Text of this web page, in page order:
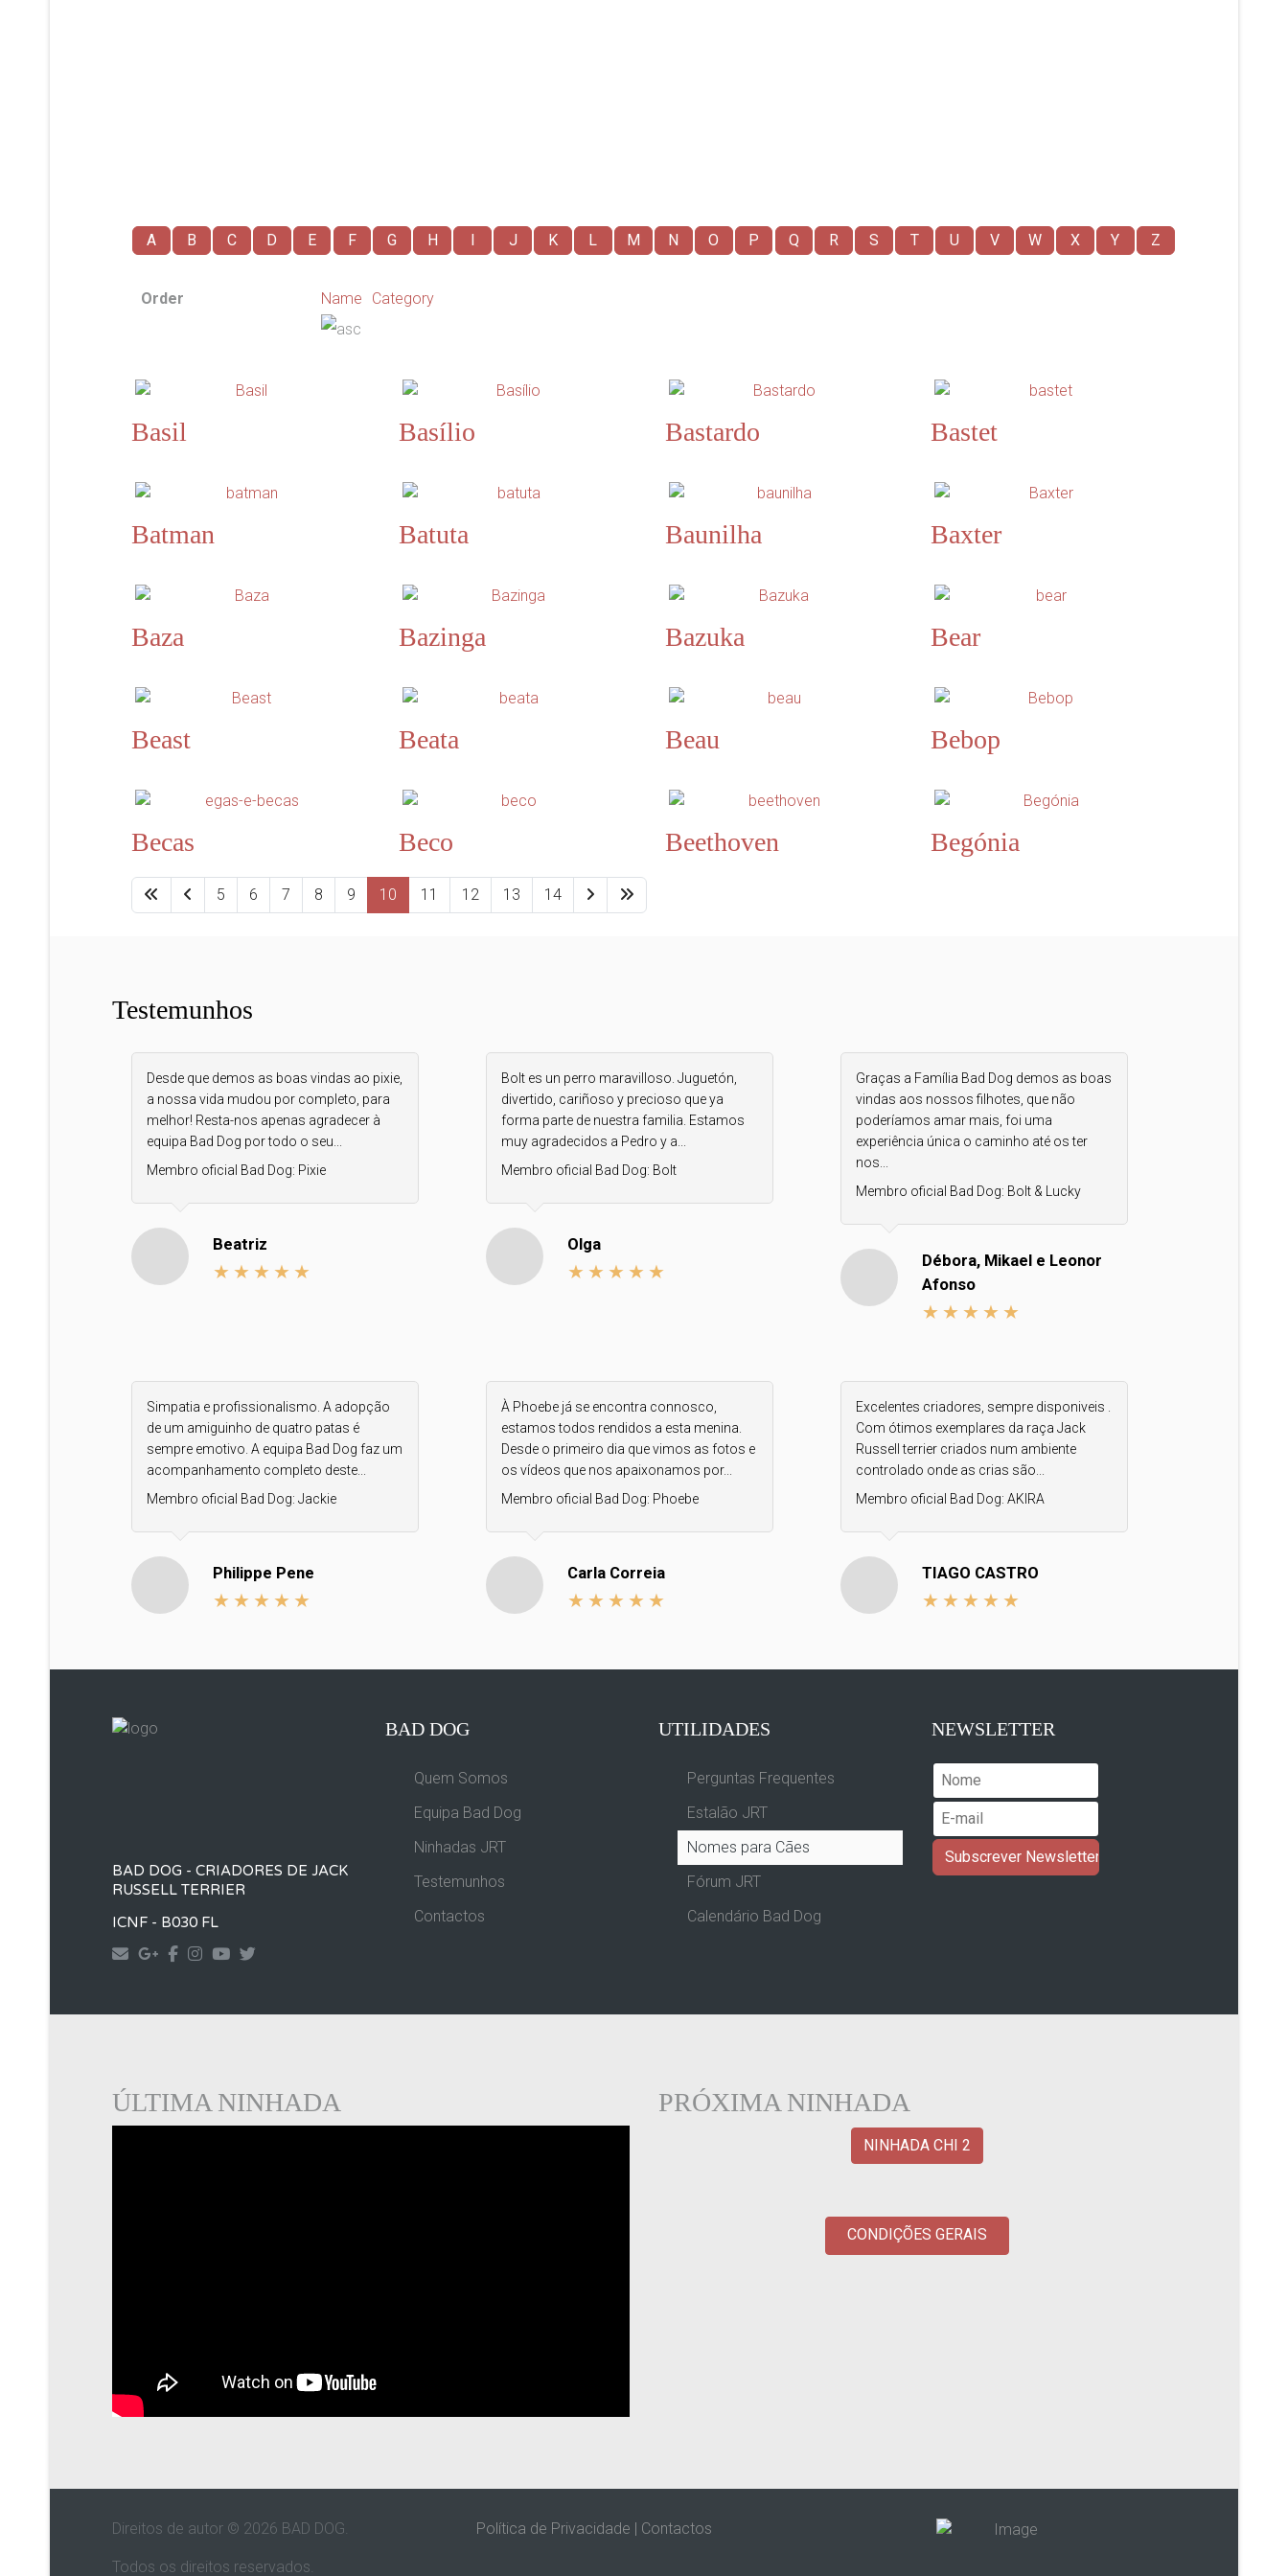
A B C D E F G H I J K L M N O P Q R S T U V W X Y Z
Order Name Category
Basil Basílio Bastardo Bastet
Batman Batuta Baunilha Baxter
Baza Bazinga Bazuka Bear
Beast Beata Beau Bebop
Becas Beco Beethoven Begónia
5 6 7 8 9 10 11 12 13 14
Testemunhos
Desde que demos as boas vindas ao pixie,
a nossa vida mudou por completo, para
melhor! Resta-nos apenas agradecer à
equipa Bad Dog por todo o seu...
Membro oficial Bad Dog: Pixie
Beatriz
Bolt es un perro maravilloso. Juguetón,
divertido, cariñoso y precioso que ya
forma parte de nuestra familia. Estamos
muy agradecidos a Pedro y a...
Membro oficial Bad Dog: Bolt
Olga
Graças a Família Bad Dog demos as boas
vindas aos nossos filhotes, que não
poderíamos amar mais, foi uma
experiência única o caminho até os ter
nos...
Membro oficial Bad Dog: Bolt & Lucky
Débora, Mikael e Leonor
Afonso
Simpatia e profissionalismo. A adopção
de um amiguinho de quatro patas é
sempre emotivo. A equipa Bad Dog faz um
acompanhamento completo deste...
Membro oficial Bad Dog: Jackie
Philippe Pene
À Phoebe já se encontra connosco,
estamos todos rendidos a esta menina.
Desde o primeiro dia que vimos as fotos e
os vídeos que nos apaixonamos por...
Membro oficial Bad Dog: Phoebe
Carla Correia
Excelentes criadores, sempre disponiveis .
Com ótimos exemplares da raça Jack
Russell terrier criados num ambiente
controlado onde as crias são...
Membro oficial Bad Dog: AKIRA
TIAGO CASTRO
BAD DOG - CRIADORES DE JACK
RUSSELL TERRIER
ICNF - B030 FL
ContactGoogleplus
Facebook
Instagram
Yourtube
Twitter
BAD DOG
Quem Somos
Equipa Bad Dog
Ninhadas JRT
Testemunhos
Contactos
UTILIDADES
Perguntas Frequentes
Estalão JRT
Nomes para Cães
Fórum JRT
Calendário Bad Dog
NEWSLETTER
ÚLTIMA NINHADA PRÓXIMA NINHADA
NINHADA CHI 2
CONDIÇÕES GERAIS
Direitos de autor © 2026 BAD DOG.
Todos os direitos reservados.
Política de Privacidade | Contactos